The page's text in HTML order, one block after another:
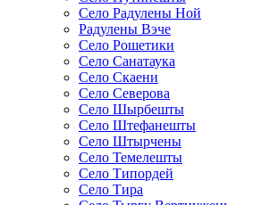
Село Радулены Ной
Радулены Вэче
Село Рошетики
Село Санатаука
Село Скаени
Село Северова
Село Шырбешты
Село Штефанешты
Село Штырчены
Село Темелешты
Село Типордей
Село Тира